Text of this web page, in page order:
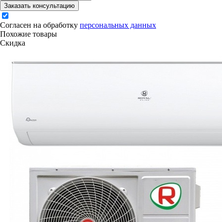
Заказать консультацию
Согласен на обработку персональных данных
Похожие товары
Скидка